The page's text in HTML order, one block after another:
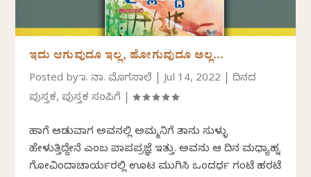
ಇದು ಆಗುವುದೂ ಇಲ್ಲ, ಹೋಗುವುದೂ ಅಲ್ಲ…
Posted byಡಾ. ನಾ. ಮೊಗಸಾಲೆ |Jul 14, 2022 |ದಿನದ
ಪುಸ್ತಕ,ಪುಸ್ತಕ ಸಂಪಿಗೆ |
ಹಾಗೆ ಆಡುವಾಗ ಅವನಲ್ಲಿ ಅಮ್ಮನಿಗೆ ತಾನು ಸುಳ್ಳು
ಹೇಳುತ್ತಿದ್ದೇನೆ ಎಂಬ ಪಾಪಪ್ರಜ್ಞೆ ಇತ್ತು. ಅವನು ಆ ದಿನ ಮಧ್ಯಾಹ್ನ
ಗೋವಿಂದಾಚಾರ್ಯರಲ್ಲಿ ಊಟ ಮುಗಿಸಿ ಒಂದರ್ಧ ಗಂಟೆ ಹರಟೆ